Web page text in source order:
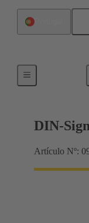
DIN-
Artículo Nº: